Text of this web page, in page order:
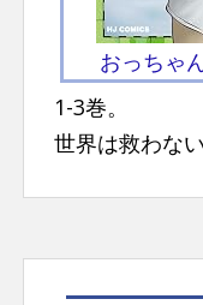
おっちゃ
1-3巻。
世界は救わない